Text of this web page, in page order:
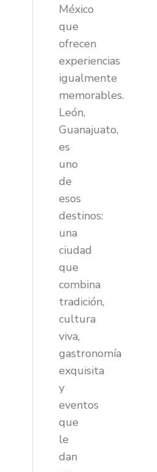
México
que
ofrecen
experiencias
igualmente
memorables.
León,
Guanajuato,
es
uno
de
esos
destinos:
una
ciudad
que
combina
tradición,
cultura
viva,
gastronomía
exquisita
y
eventos
que
le
dan